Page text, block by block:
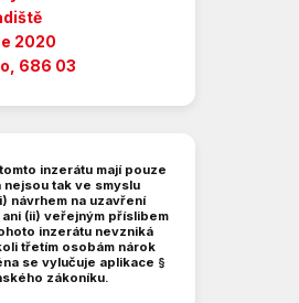
2020
686 03
inzerátu mají pouze
tak ve smyslu
návrhem na uzavření
ani (ii) veřejným příslibem
inzerátu nevzniká
třetím osobám nárok
se vylučuje aplikace §
zákoníku.